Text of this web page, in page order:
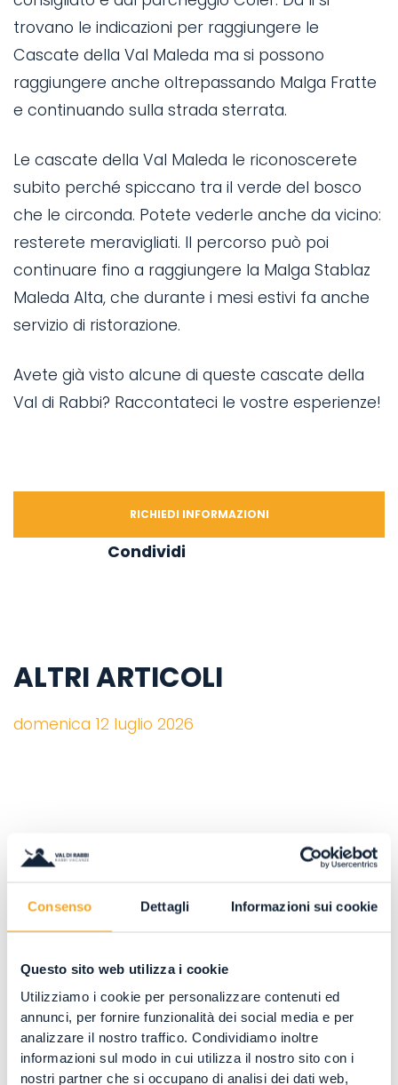
Consenso Dettagli Informazioni sui cookie
Questo sito web utilizza i cookie
Utilizziamo i cookie per personalizzare contenuti ed
annunci, per fornire funzionalità dei social media e per
analizzare il nostro traffico. Condividiamo inoltre
informazioni sul modo in cui utilizza il nostro sito con i
nostri partner che si occupano di analisi dei dati web,
trovano le indicazioni per raggiungere le
Cascate della Val Maleda ma si possono
raggiungere anche oltrepassando Malga Fratte
e continuando sulla strada sterrata.
Le cascate della Val Maleda le riconoscerete
subito perché spiccano tra il verde del bosco
che le circonda. Potete vederle anche da vicino:
resterete meravigliati. Il percorso può poi
continuare fino a raggiungere la Malga Stablaz
Maleda Alta, che durante i mesi estivi fa anche
servizio di ristorazione.
Avete già visto alcune di queste cascate della
Val di Rabbi? Raccontateci le vostre esperienze!
RICHIEDI INFORMAZIONI
Condividi
ALTRI ARTICOLI
domenica 12 luglio 2026
COME SPOSTARSI IN VAL DI
RABBI?
Eccovi arrivati in Valle… Ed ora? Come spostarsi
in Val di Rabbi?